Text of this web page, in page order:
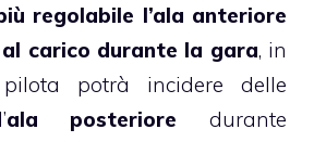
regolabile l’ala anteriore
carico durante la gara, in
potrà incidere delle
ala posteriore durante